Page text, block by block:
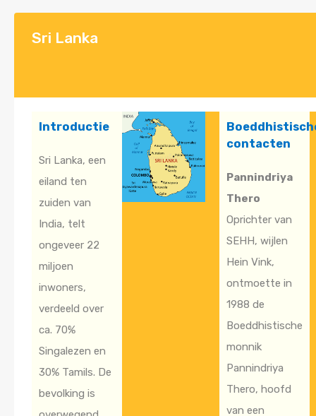
Sri Lanka
Introductie
Sri Lanka, een
eiland ten
zuiden van
India, telt
ongeveer 22
miljoen
inwoners,
verdeeld over
ca. 70%
Singalezen en
30% Tamils. De
bevolking is
contacten
Pannindriya
Thero
Oprichter van
SEHH, wijlen
Hein Vink,
ontmoette in
1988 de
Boeddhistische
monnik
Pannindriya
Thero, hoofd
van een